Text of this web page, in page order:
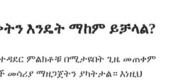
እንዴት ማከም ይቻላል?
ምልክቶቹ በሚታዩበት ጊዜ መጠቀም
ማዘጋጀትን ያካትታል። እነዚህ